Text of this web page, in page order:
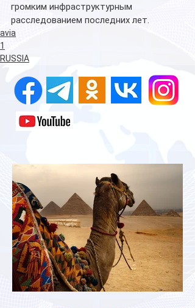
громким инфраструктурным
расследованием последних лет.
avia
1
RUSSIA